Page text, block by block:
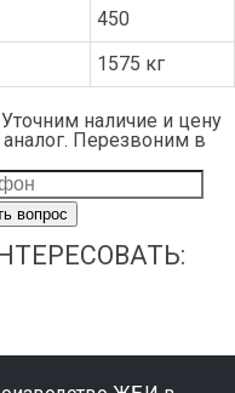
450
1575 кг
Уточним наличие и цену
Перезвоним в
вопрос